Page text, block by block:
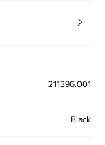
211396.001
Black